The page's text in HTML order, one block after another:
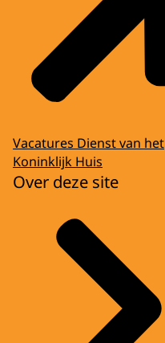
Vacatures Dienst van het
Koninklijk Huis
Over deze site